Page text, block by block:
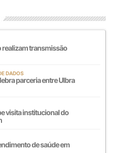
realizam transmissão
DADOS
parceria entre Ulbra
visita institucional do
de saúde em